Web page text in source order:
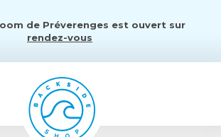
de Préverenges est ouvert sur
rendez-vous